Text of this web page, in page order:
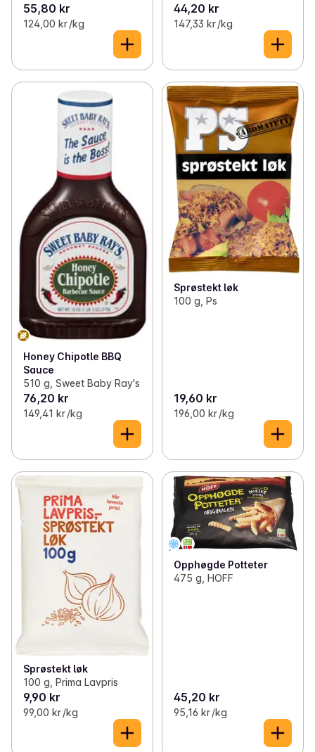
55,80 kr
124,00 kr /kg
44,20 kr
147,33 kr /kg
Honey Chipotle BBQ
Sauce
510 g, Sweet Baby Ray's
76,20 kr
149,41 kr /kg
Sprøstekt løk
100 g, Ps
19,60 kr
196,00 kr /kg
Sprøstekt løk
100 g, Prima Lavpris
9,90 kr
99,00 kr /kg
Opphøgde Potteter
475 g, HOFF
45,20 kr
95,16 kr /kg